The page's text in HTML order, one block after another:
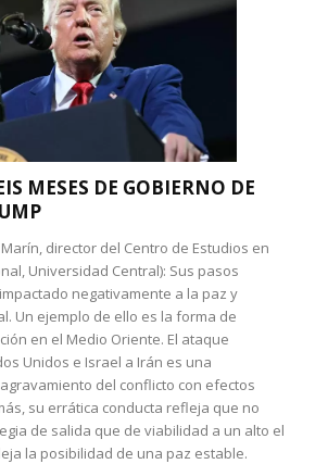
MESES DE GOBIERNO DE
director del Centro de Estudios en
Universidad Central): Sus pasos
negativamente a la paz y
Un ejemplo de ello es la forma de
en el Medio Oriente. El ataque
Unidos e Israel a Irán es una
del conflicto con efectos
su errática conducta refleja que no
de salida que de viabilidad a un alto el
la posibilidad de una paz estable.